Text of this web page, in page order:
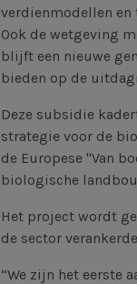
verdienmodellen en
Ook de wetgeving
blijft een nieuwe
bieden op de
Deze subsidie
strategie voor de
de Europese "Van
biologische
Het project wordt
de sector
“We zijn het eerste